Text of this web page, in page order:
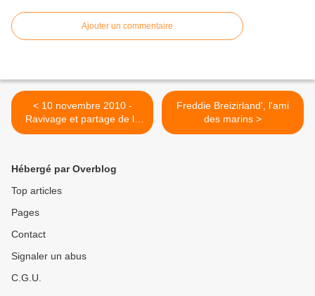
Ajouter un commentaire
< 10 novembre 2010 -
Ravivage et partage de la
flamme du souvenir
Freddie Breizirland', l'ami
des marins >
Hébergé par Overblog
Top articles
Pages
Contact
Signaler un abus
C.G.U.